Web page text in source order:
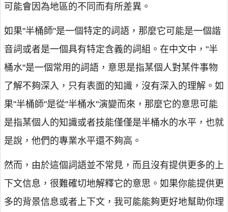
可能會因為地區的不同而有所差異。
如果"半桶師"是一個特定的詞語，那麼它可能是一個諧
音詞或者是一個具有特定含義的詞組。在中文中，"半
桶水"是一個常用的詞語，意思是指某個人對某件事物
了解不夠深入，只有表面的知識，沒有深入的理解。如
果"半桶師"是從"半桶水"演變而來，那麼它的意思可能
是指某個人的知識或者技能僅僅是半桶水的水平，也就
是說，他們的專業水平還不夠高。
然而，由於這個詞語並不常見，而且沒有提供更多的上
下文信息，很難確切地解釋它的意思。如果你能提供更
多的背景信息或者上下文，我可能能夠更好地幫助你理